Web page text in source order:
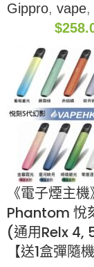
Gippro, vape,
$
《電子煙主
Phantom 悅
(通用Relx 4,
【送1盒彈隨